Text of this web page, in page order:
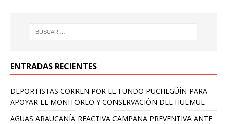
ENTRADAS RECIENTES
DEPORTISTAS CORREN POR EL FUNDO PUCHEGÜÍN PARA
APOYAR EL MONITOREO Y CONSERVACIÓN DEL HUEMUL
AGUAS ARAUCANÍA REACTIVA CAMPAÑA PREVENTIVA ANTE